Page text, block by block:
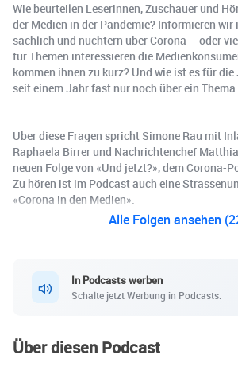
Wie beurteilen Leserinnen, Zuschauer und
der Medien in der Pandemie? Informieren wir
sachlich und nüchtern über Corona – oder
für Themen interessieren die
kommen ihnen zu kurz? Und wie ist es für
seit einem Jahr fast nur noch über ein
Über diese Fragen spricht Simone Rau mit
Raphaela Birrer und Nachrichtenchef
neuen Folge von «Und jetzt?», dem Corona-
Zu hören ist im Podcast auch eine
«Corona in den Medien».
Alle Folgen ansehen
In Podcasts werben
Schalte jetzt Werbung in Podcasts.
Über diesen Podcast